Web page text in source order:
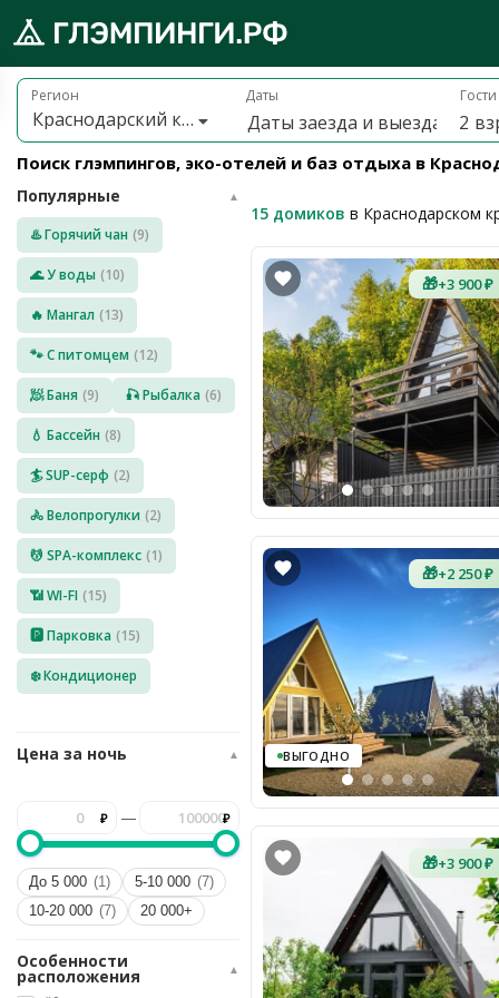
Мои
Подарочные
сертификаты
Регион
Краснодарский край
Даты Гости
2
Поиск глэмпингов, эко-отелей и баз отдыха в
Популярные ▲
♨️ Горячий чан (9)
🌊 У воды (10)
🔥 Мангал (13)
🐾 С питомцем (12)
🧖 Баня (9) 🎣 Рыбалка (6)
💧 Бассейн (8)
🏄 SUP-серф (2)
🚴 Велопрогулки (2)
💆 SPA-комплекс (1)
📶 WI-FI (15)
🅿️ Парковка (15)
❄️ Кондиционер
Цена за ночь ▲
—
До 5 000 (1) 5-10 000 (7)
10-20 000 (7) 20 000+
Особенности
расположения ▲
15 домиков в Краснодарском
🎁+3 900 ₽
🎁+2 250 ₽
ВЫГОДНО
🎁+3 900 ₽